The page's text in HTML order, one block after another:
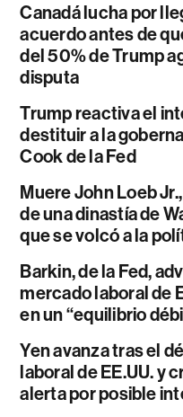
Canadá lucha por
acuerdo antes de
del 50% de Trump
disputa
Trump reactiva el
destituir a la
Cook de la Fed
Muere John Loeb
de una dinastía de
que se volcó a la
Barkin, de la Fed,
mercado laboral de
en un “equilibrio
Yen avanza tras el
laboral de EE.UU. y
alerta por posible